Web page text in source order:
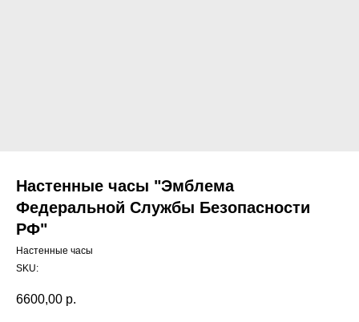
Настенные часы "Эмблема
Федеральной Службы Безопасности
РФ"
Настенные часы
SKU:
6600,00 р.